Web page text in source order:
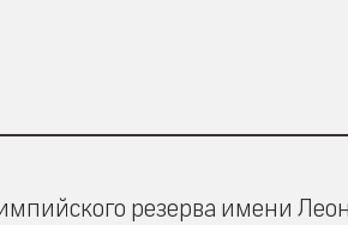
резерва имени